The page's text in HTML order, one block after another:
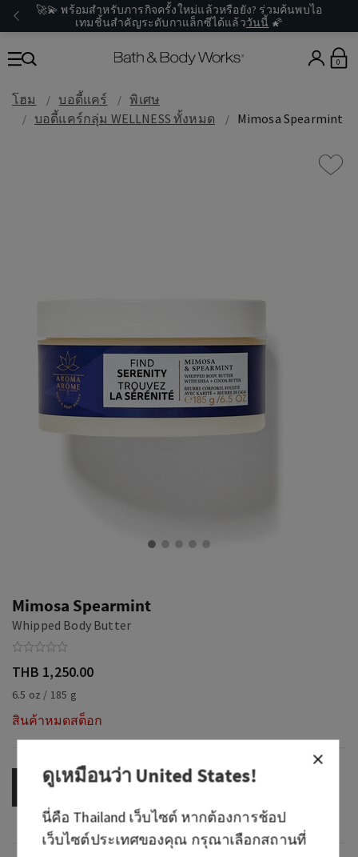
🚀💫 พร้อมสำหรับภารกิจครั้งใหม่แล้วหรือยัง? ร่วมค้นพบไอ
เทมชิ้นสำคัญระดับกาแล็กซีได้แล้ววันนี้ 🌠
0
โฮม บอดี้แคร์
พิเศษ
บอดี้แคร์กลุ่ม WELLNESS ทั้งหมด
Mimosa Spearmint
Mimosa Spearmint
Whipped Body Butter
THB 1,250.00
6.5 oz / 185 g
สินค้าหมดสต็อก
OUT OF STOCK
ดูเหมือนว่าUnited States!
นี่คือ Thailand เว็บไซต์ หากต้องการช้อป
เว็บไซต์ประเทศของคุณ กรุณาเลือกสถานที่